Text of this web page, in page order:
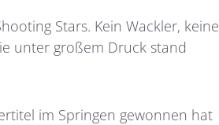
Stars. Kein Wackler, keine
unter großem Druck stand
im Springen gewonnen hat